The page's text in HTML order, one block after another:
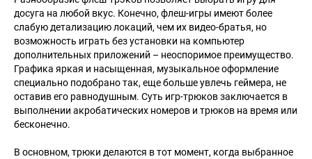
досуга на любой вкус. Конечно, флеш-игры имеют более
слабую детализацию локаций, чем их видео-братья, но
возможность играть без установки на компьютер
дополнительных приложений – неоспоримое преимущество.
Графика яркая и насыщенная, музыкальное оформление
специально подобрано так, еще больше увлечь геймера, не
оставив его равнодушным. Суть игр-трюков заключается в
выполнении акробатических номеров и трюков на время или
бесконечно.
В основном, трюки делаются в тот момент, когда выбранное